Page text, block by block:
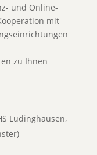
und Online-
mit
zu Ihnen
Lüdinghausen,